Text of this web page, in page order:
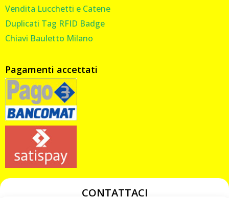
Vendita Lucchetti e Catene
Duplicati Tag RFID Badge
Chiavi Bauletto Milano
Pagamenti accettati
CONTATTACI